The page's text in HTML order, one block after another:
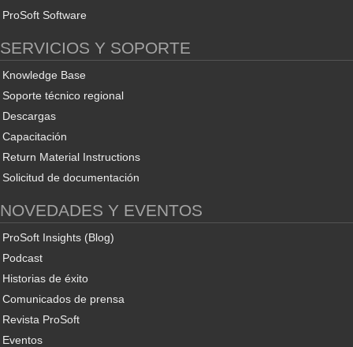
ProSoft Software
SERVICIOS Y SOPORTE
Knowledge Base
Soporte técnico regional
Descargas
Capacitación
Return Material Instructions
Solicitud de documentación
NOVEDADES Y EVENTOS
ProSoft Insights (Blog)
Podcast
Historias de éxito
Comunicados de prensa
Revista ProSoft
Eventos